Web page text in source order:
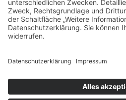
vorbehalten. *Preisangaben inkl.